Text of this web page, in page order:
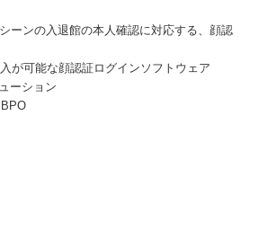
ーンの入退館の本人確認に対応する、顔認
が可能な顔認証ログインソフトウェア
ーション